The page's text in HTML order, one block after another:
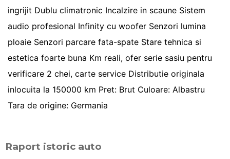
ingrijit Dublu climatronic Incalzire in scaune Sistem
audio profesional Infinity cu woofer Senzori lumina
ploaie Senzori parcare fata-spate Stare tehnica si
estetica foarte buna Km reali, ofer serie sasiu pentru
verificare 2 chei, carte service Distributie originala
inlocuita la 150000 km Pret: Brut Culoare: Albastru
Tara de origine: Germania
Raport istoric auto